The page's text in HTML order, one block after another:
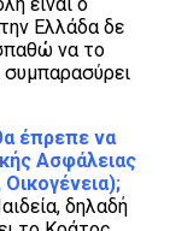
Ελλάδα δε
να το
έπρεπε να
Ασφάλειας
δηλαδή